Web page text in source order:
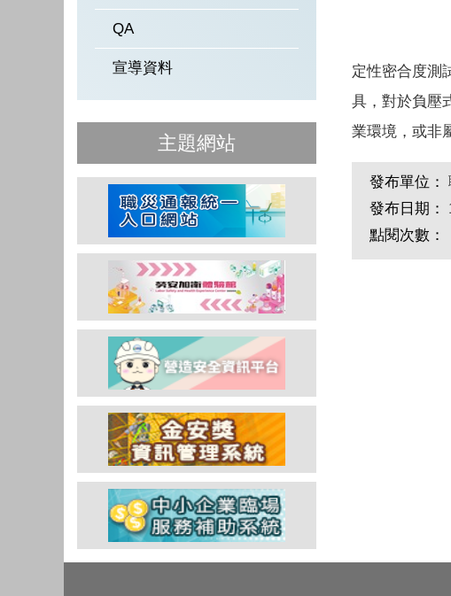
QA
宣導資料
主題網站
定性密合度測
具，對於負壓
業環境，或非
發布單位：
發布日期：
點閱次數：